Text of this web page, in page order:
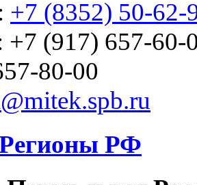
+7 (8352) 50-62-
+7 (917) 657-60-
80-00
РФ